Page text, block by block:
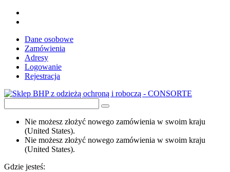
Dane osobowe
Zamówienia
Adresy
Logowanie
Rejestracja
Nie możesz złożyć nowego zamówienia w swoim kraju
(United States).
Nie możesz złożyć nowego zamówienia w swoim kraju
(United States).
Gdzie jesteś: